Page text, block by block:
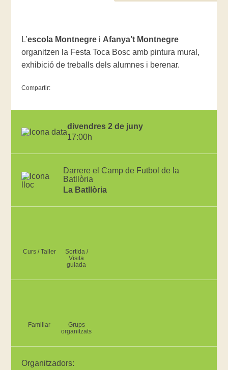
L’escola Montnegre i Afanya’t Montnegre
organitzen la Festa Toca Bosc amb pintura mural,
exhibició de treballs dels alumnes i berenar.
Compartir:
divendres 2 de juny
17:00h
Darrere el Camp de Futbol de la
Batllòria
La Batllòria
Curs / Taller
Sortida /
Visita
guiada
Familiar
Grups
organitzats
Organitzadors: